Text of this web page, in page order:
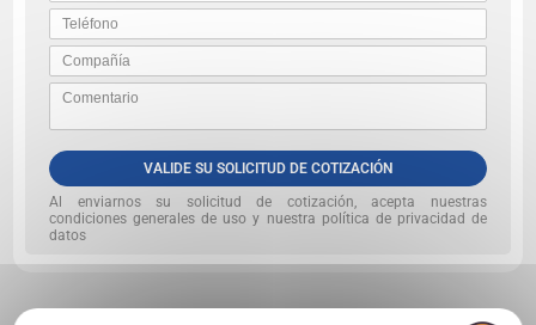
VALIDE SU SOLICITUD DE COTIZACIÓN
Al enviarnos su solicitud de cotización, acepta nuestras
condiciones generales de uso y nuestra política de privacidad de
datos